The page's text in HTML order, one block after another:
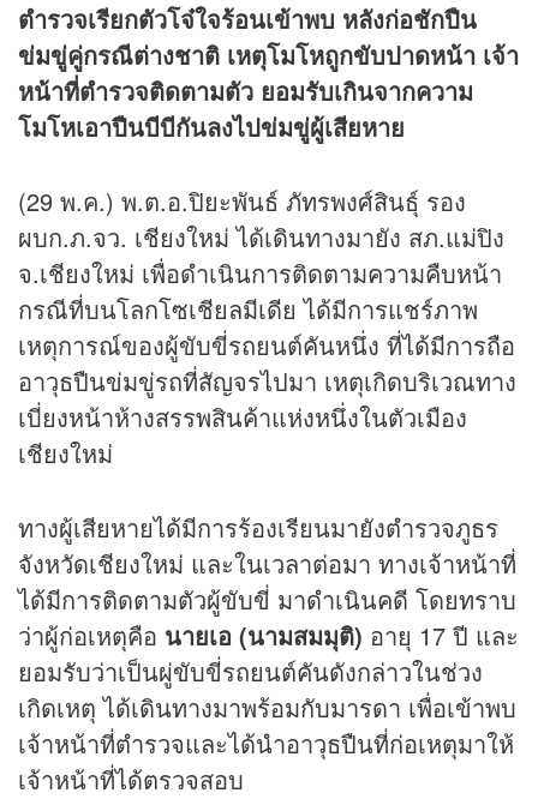
ตำรวจเรียกตัวโจ๋ใจร้อนเข้าพบ หลังก่อชักปืน
ข่มขู่คู่กรณีต่างชาติ เหตุโมโหถูกขับปาดหน้า เจ้า
หน้าที่ตำรวจติดตามตัว ยอมรับเกินจากความ
โมโหเอาปืนบีบีกันลงไปข่มขู่ผู้เสียหาย
(29 พ.ค.) พ.ต.อ.ปิยะพันธ์ ภัทรพงศ์สินธุ์ รอง
ผบก.ภ.จว. เชียงใหม่ ได้เดินทางมายัง สภ.แม่ปิง
จ.เชียงใหม่ เพื่อดำเนินการติดตามความคืบหน้า
กรณีที่บนโลกโซเชียลมีเดีย ได้มีการแชร์ภาพ
เหตุการณ์ของผู้ขับขี่รถยนต์คันหนึ่ง ที่ได้มีการถือ
อาวุธปืนข่มขู่รถที่สัญจรไปมา เหตุเกิดบริเวณทาง
เบี่ยงหน้าห้างสรรพสินค้าแห่งหนึ่งในตัวเมือง
เชียงใหม่
ทางผู้เสียหายได้มีการร้องเรียนมายังตำรวจภูธร
จังหวัดเชียงใหม่ และในเวลาต่อมา ทางเจ้าหน้าที่
ได้มีการติดตามตัวผู้ขับขี่ มาดำเนินคดี โดยทราบ
ว่าผู้ก่อเหตุคือ นายเอ (นามสมมุติ) อายุ 17 ปี และ
ยอมรับว่าเป็นผู่ขับขี่รถยนต์คันดังกล่าวในช่วง
เกิดเหตุ ได้เดินทางมาพร้อมกับมารดา เพื่อเข้าพบ
เจ้าหน้าที่ตำรวจและได้นำอาวุธปืนที่ก่อเหตุมาให้
เจ้าหน้าที่ได้ตรวจสอบ